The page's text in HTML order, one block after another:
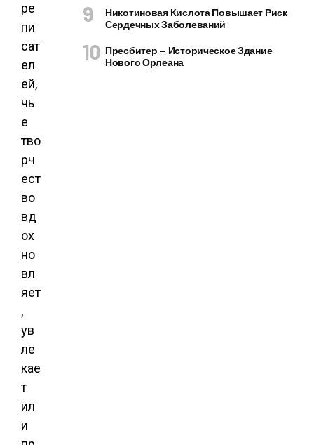
ре
пи
сат
ел
ей,
чь
е
тво
рч
ест
во
вд
ох
но
вл
яет
,
ув
ле
кае
т
ил
и
Никотиновая Кислота Повышает Риск
Сердечных Заболеваний
Пресбитер — Историческое Здание
Нового Орлеана